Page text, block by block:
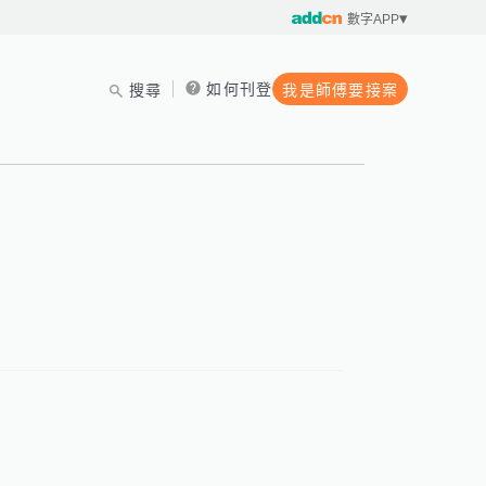
數字APP
搜尋 如何刊登 我是師傅要接案